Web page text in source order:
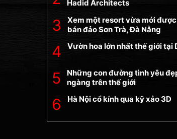
Hadid Architects
Xem một resort vừa mới
bán đảo Sơn Trà, Đà Nẵng
Vườn hoa lớn nhất thế giới tại
Những con đường tình yêu
ngàng trên thế giới
Hà Nội cổ kính qua kỹ xảo 3D